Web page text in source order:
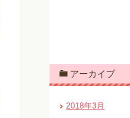
アーカイブ
2018年3月